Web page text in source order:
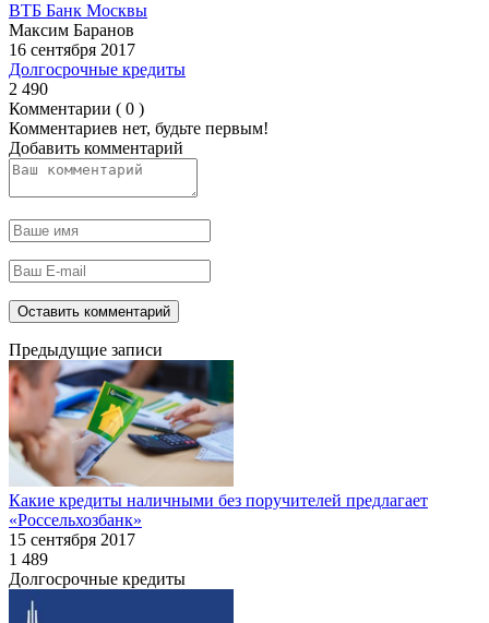
ВТБ Банк Москвы
Максим Баранов
16 сентября 2017
Долгосрочные кредиты
2 490
Комментарии ( 0 )
Комментариев нет, будьте первым!
Добавить комментарий
Предыдущие записи
Какие кредиты наличными без поручителей предлагает
«Россельхозбанк»
15 сентября 2017
1 489
Долгосрочные кредиты